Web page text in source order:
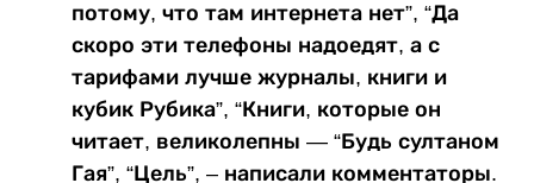
потому, что там интернета нет”, “Да
скоро эти телефоны надоедят, а с
тарифами лучше журналы, книги и
кубик Рубика”, “Книги, которые он
читает, великолепны — “Будь султаном
Гая”, “Цель”, – написали комментаторы.